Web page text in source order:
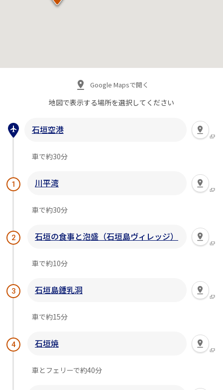
Google Mapsで開く
地図で表示する場所を選択してください
石垣空港
車で約30分
1 川平湾
車で約30分
2 石垣の食事と泡盛（石垣島ヴィレッジ）
車で約10分
3 石垣島鍾乳洞
車で約15分
4 石垣焼
車とフェリーで約40分